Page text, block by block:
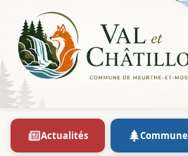
Actualités Commune